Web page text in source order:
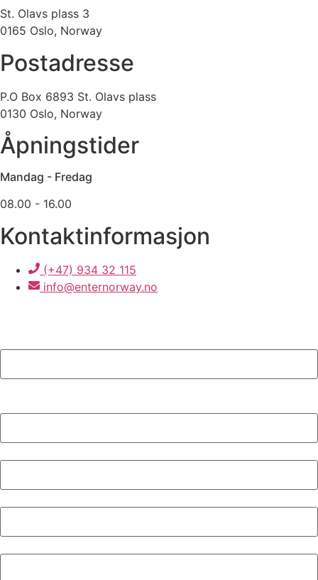
St. Olavs plass 3
0165 Oslo, Norway
Postadresse
P.O Box 6893 St. Olavs plass
0130 Oslo, Norway
Åpningstider
Mandag - Fredag
08.00 - 16.00
Kontaktinformasjon
(+47) 934 32 115
info@enternorway.no